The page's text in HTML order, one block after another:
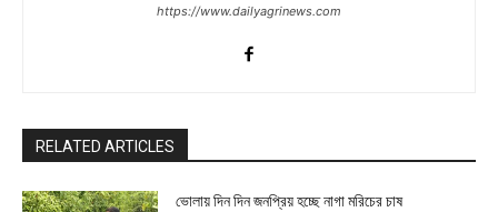
https://www.dailyagrinews.com
RELATED ARTICLES
ভোলায় দিন দিন জনপ্রিয় হচ্ছে নাগা মরিচের চাষ